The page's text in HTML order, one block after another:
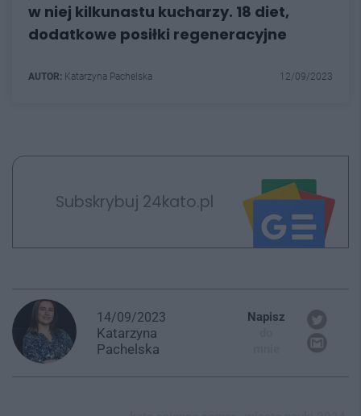
w niej kilkunastu kucharzy. 18 diet,
dodatkowe posiłki regeneracyjne
AUTOR: Katarzyna Pachelska 12/09/2023
Subskrybuj 24kato.pl
14/09/2023
Katarzyna
Pachelska
Napisz